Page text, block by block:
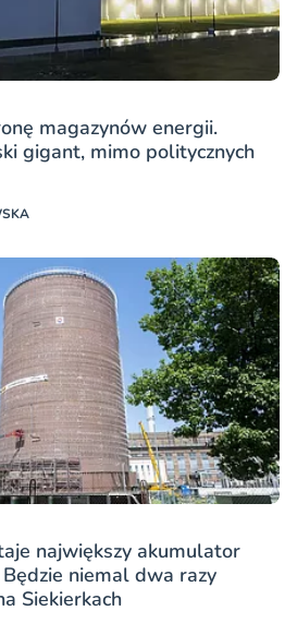
magazynów energii.
gigant, mimo politycznych
największy akumulator
niemal dwa razy
Siekierkach